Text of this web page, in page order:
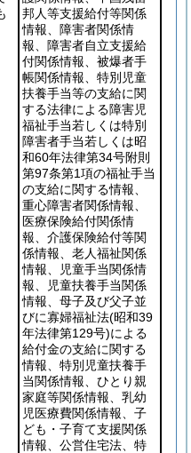
邦人等支援給付等関係
情報、障害者関係情
報、障害者自立支援給
付関係情報、被爆者手
帳関係情報、特別児童
扶養手当等の支給に関
する法律による障害児
福祉手当若しくは特別
障害者手当若しくは昭
和60年法律第34号附則
第97条第1項の福祉手当
の支給に関する情報、
重心障害者関係情報、
医療保険給付関係情
報、介護保険給付等関
係情報、老人福祉関係
情報、児童手当関係情
報、児童扶養手当関係
情報、母子及び父子並
びに寡婦福祉法(昭和39
年法律第129号)による
給付金の支給に関する
情報、特別児童扶養手
当関係情報、ひとり親
家庭等関係情報、乳幼
児医療費関係情報、子
ども・子育て支援関係
情報、公営住宅法、特